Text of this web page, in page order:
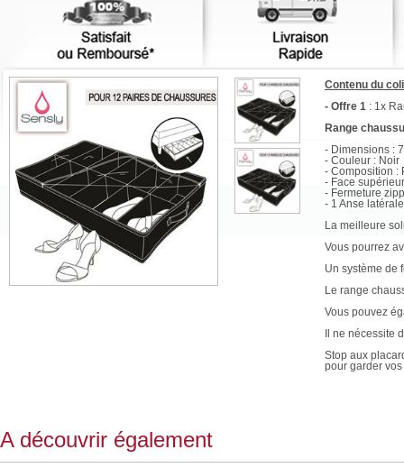
Contenu du
- Offre 1 : 1x
Range
- Dimensions :
- Couleur : Noir
- Composition :
- Face
- Fermeture
- 1 Anse latérale
La meilleure
Vous pourrez
Un système de
Le range
Vous pouvez
Il ne nécessite
Stop aux
pour garder
A découvrir également